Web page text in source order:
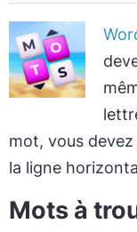
mot, vous
la ligne
Mots à